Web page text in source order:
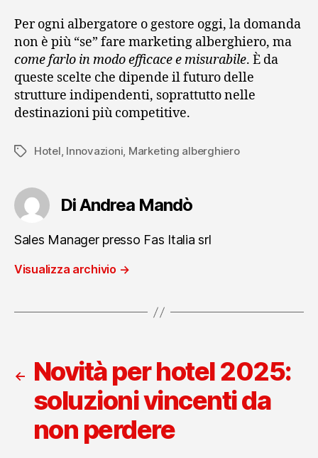
Per ogni albergatore o gestore oggi, la domanda
non è più “se” fare marketing alberghiero, ma
come farlo in modo efficace e misurabile. È da
queste scelte che dipende il futuro delle
strutture indipendenti, soprattutto nelle
destinazioni più competitive.
Tag Hotel, Innovazioni, Marketing alberghiero
Di Andrea Mandò
Sales Manager presso Fas Italia srl
Visualizza archivio →
←
Novità per hotel 2025:
soluzioni vincenti da
non perdere